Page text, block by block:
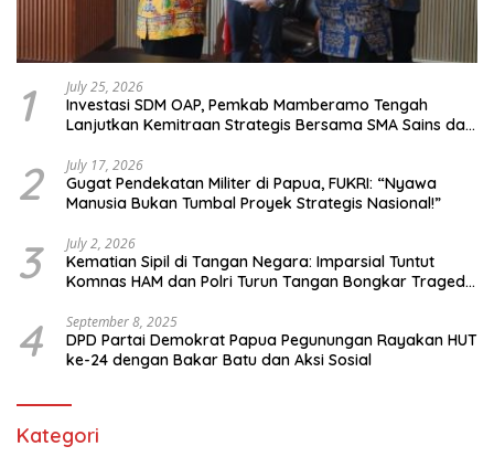
1 July 25, 2026
Investasi SDM OAP, Pemkab Mamberamo Tengah
Lanjutkan Kemitraan Strategis Bersama SMA Sains dan
2 July 17, 2026
Gugat Pendekatan Militer di Papua, FUKRI: “Nyawa
Manusia Bukan Tumbal Proyek Strategis Nasional!”
3 July 2, 2026
Kematian Sipil di Tangan Negara: Imparsial Tuntut
Komnas HAM dan Polri Turun Tangan Bongkar Tragedi
4 September 8, 2025
DPD Partai Demokrat Papua Pegunungan Rayakan HUT
ke-24 dengan Bakar Batu dan Aksi Sosial
Kategori